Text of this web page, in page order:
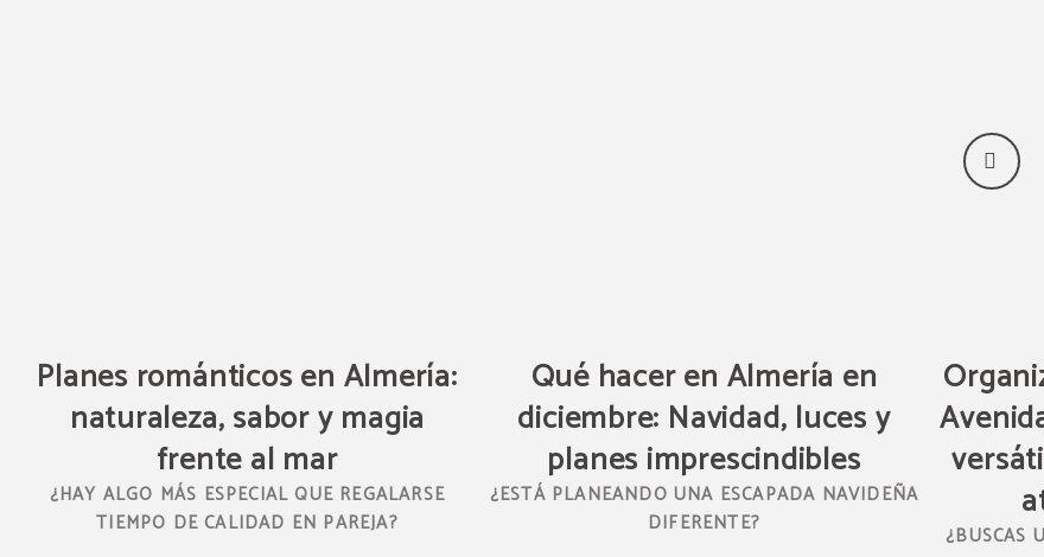
Planes románticos en Almería:
naturaleza, sabor y magia
frente al mar
¿HAY ALGO MÁS ESPECIAL QUE REGALARSE
TIEMPO DE CALIDAD EN PAREJA?
Qué hacer en Almería en
diciembre: Navidad, luces y
planes imprescindibles
¿ESTÁ PLANEANDO UNA ESCAPADA NAVIDEÑA
DIFERENTE?
¿BUSCAS